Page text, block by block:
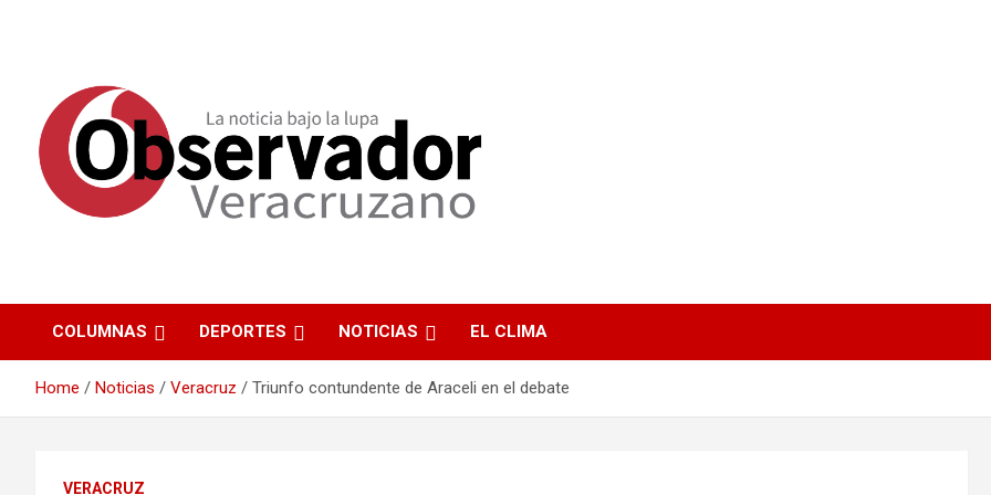
Veracruzano
COLUMNAS DEPORTES NOTICIAS EL CLIMA
Home Noticias Veracruz Triunfo contundente de Araceli en el debate
VERACRUZ